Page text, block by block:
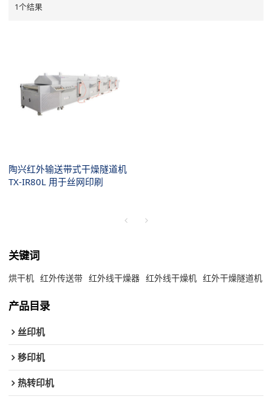
1个结果
陶兴红外输送带式干燥隧道机
TX-IR80L 用于丝网印刷
关键词
烘干机 红外传送带 红外线干燥器 红外线干燥机 红外干燥隧道机
产品目录
丝印机
移印机
热转印机